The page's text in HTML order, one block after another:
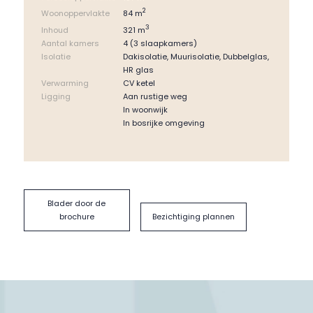
verzorgde borders. Er is een achterom aanwezig en een
berging met ruimte voor fietsen, tuinspullen en een klein
keukenblok.
Algemeen:
– Instapklare tussenwoning gelegen in een kindvriendelijke
woonomgeving. Op loopafstand van diverse voorzieningen
en voldoende openbare parkeergelegenheid;
– Moderne en tijdloze keuken en badkamer;
basisschool en sportaccommodaties
– Zeer centraal gelegen t.o.v. van de dorpskern van Aalst
(winkelcentrum Den Hof) en grote bedrijven uit de regio zoals
De woning is gelegen in een rustige woonstraat nabij de
Woonoppervlakte 84 m2
Inhoud 321 m3
Aantal kamers
4 (3 slaapkamers)
Isolatie
Dakisolatie, Muurisolatie, Dubbelglas,
HR glas
Verwarming
CV ketel
Ligging
Aan rustige weg
In woonwijk
In bosrijke omgeving
Blader door de
brochure
Bezichtiging plannen